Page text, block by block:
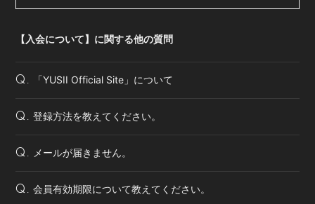
【入会について】に関する他の質問
Q. 「YUSII Official Site」について
Q. 登録方法を教えてください。
Q. メールが届きません。
Q. 会員有効期限について教えてください。